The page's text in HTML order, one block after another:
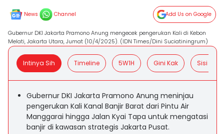
News Channel Add Us on Google
Gubernur DKI Jakarta Pramono Anung mengecek pengerukan Kali di Kebon
Melati, Jakarta Utara, Jumat (10/4/2025). (IDN Times/Dini Suciatiningrum)
Intinya Sih Timeline 5W1H Gini Kak Sisi
Gubernur DKI Jakarta Pramono Anung meninjau
pengerukan Kali Kanal Banjir Barat dari Pintu Air
Manggarai hingga Jalan Kyai Tapa untuk mengatasi
banjir di kawasan strategis Jakarta Pusat.